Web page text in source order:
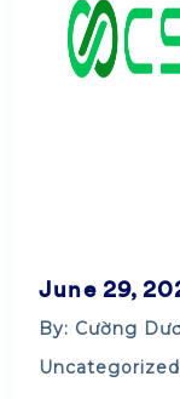
June 29,
By: Cường
Uncategorized